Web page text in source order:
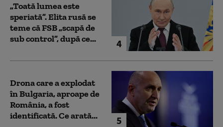
4
„Toată lumea este
speriată”. Elita rusă se
teme că FSB „scapă de
sub control”, după ce...
5
Drona care a explodat
în Bulgaria, aproape de
România, a fost
identificată. Ce arată...